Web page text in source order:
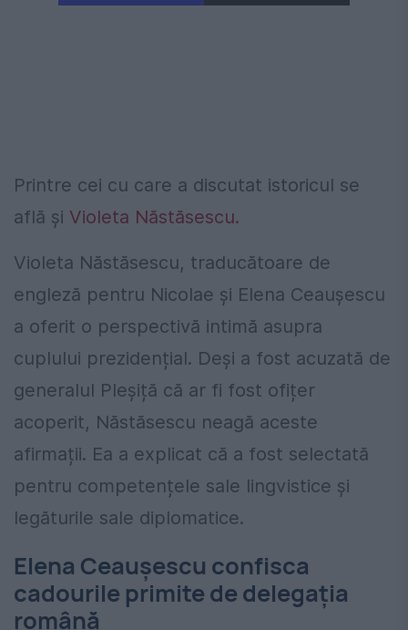
Printre cei cu care a discutat istoricul se
află și Violeta Năstăsescu.
Violeta Năstăsescu, traducătoare de
engleză pentru Nicolae și Elena Ceaușescu
a oferit o perspectivă intimă asupra
cuplului prezidențial. Deși a fost acuzată de
generalul Pleșiță că ar fi fost ofițer
acoperit, Năstăsescu neagă aceste
afirmații. Ea a explicat că a fost selectată
pentru competențele sale lingvistice și
legăturile sale diplomatice.
Elena Ceaușescu confisca
cadourile primite de delegația
română